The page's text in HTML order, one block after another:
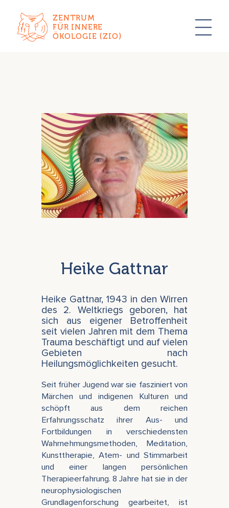
ZENTRUM
FÜR INNERE
ÖKOLOGIE (ZIO)
Heike Gattnar
Heike Gattnar, 1943 in den Wirren
des 2. Weltkriegs geboren, hat
sich aus eigener Betroffenheit
seit vielen Jahren mit dem Thema
Trauma beschäftigt und auf vielen
Gebieten nach
Heilungsmöglichkeiten gesucht.
Seit früher Jugend war sie fasziniert von
Märchen und indigenen Kulturen und
schöpft aus dem reichen
Erfahrungsschatz ihrer Aus- und
Fortbildungen in verschiedensten
Wahrnehmungsmethoden, Meditation,
Kunsttherapie, Atem- und Stimmarbeit
und einer langen persönlichen
Therapieerfahrung. 8 Jahre hat sie in der
neurophysiologischen
Grundlagenforschung gearbeitet, ist